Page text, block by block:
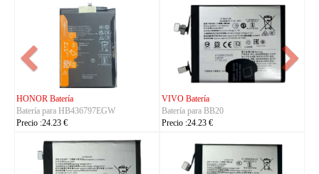
NOKIA Batería
Batería para BL-25AA
Precio :23.23 €
ASUS Batería
Batería para C21P2401
Precio :37.23 €